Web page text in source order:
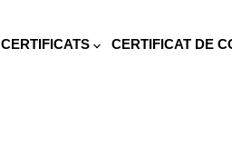
CERTIFICATS CERTIFICAT DE